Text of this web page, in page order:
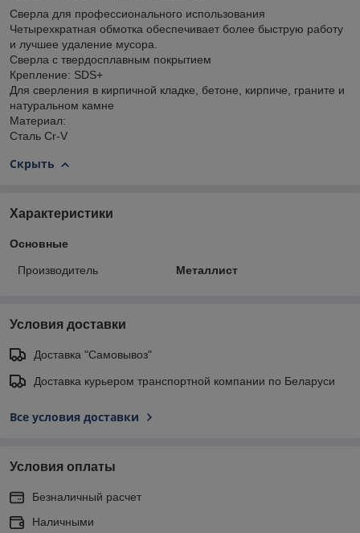
Сверла для профессионального использования
Четырехкратная обмотка обеспечивает более быструю работу
и лучшее удаление мусора.
Сверла с твердосплавным покрытием
Крепление: SDS+
Для сверления в кирпичной кладке, бетоне, кирпиче, граните и
натуральном камне
Материал:
Сталь Cr-V
Скрыть
Характеристики
Основные
Производитель Металлист
Условия доставки
Доставка "Самовывоз"
Доставка курьером транспортной компании по Беларуси
Все условия доставки
Условия оплаты
Безналичный расчет
Наличными